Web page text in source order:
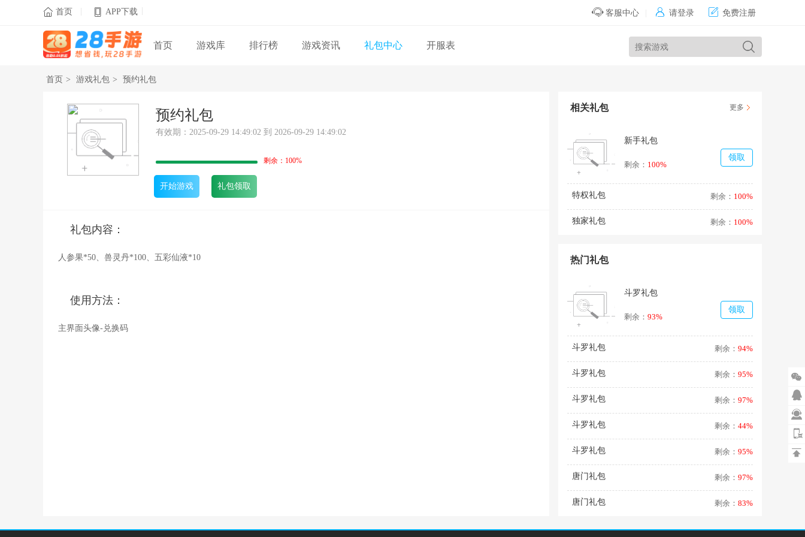
 首页 APP下载 客服中心  请登录  免费注册
首页 游戏库 排行榜 游戏资讯 礼包中心 开服表
首页 > 游戏礼包 > 预约礼包
预约礼包
有效期：2025-09-29 14:49:02 到 2026-09-29 14:49:02
剩余：100%
开始游戏 礼包领取
礼包内容：
人参果*50、兽灵丹*100、五彩仙液*10
使用方法：
主界面头像-兑换码
更多
相关礼包
新手礼包
剩余： 100%
领取
特权礼包 剩余： 100%
独家礼包 剩余： 100%
热门礼包
斗罗礼包
剩余： 93%
领取
斗罗礼包 剩余： 94%
斗罗礼包 剩余： 95%
斗罗礼包 剩余： 97%
斗罗礼包 剩余： 44%
斗罗礼包 剩余： 95%
唐门礼包 剩余： 97%
唐门礼包 剩余： 83%




